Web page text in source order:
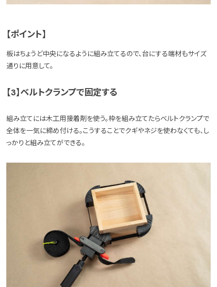
【ポイント】
板はちょうど中央になるように組み立てるので、台にする端材もサイズ
通りに用意して。
【3】ベルトクランプで固定する
組み立てには木工用接着剤を使う。枠を組み立てたらベルトクランプで
全体を一気に締め付ける。こうすることでクギやネジを使わなくても、し
っかりと組み立てができる。